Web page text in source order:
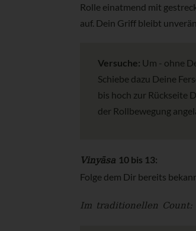
Rolle einatmend mit
auf. Dein Griff bleibt
Versuche: Um - ohne
Schiebe dazu Deine
bis hoch zur Rückseite
der Rollbewegung
Vinyāsa 10 bis 13:
Folge dem Dir bereits
Im traditionellen